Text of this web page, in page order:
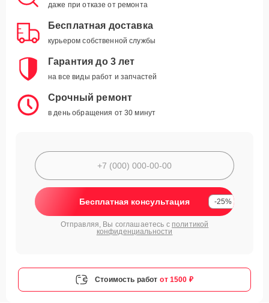
даже при отказе от ремонта
Бесплатная доставка
курьером собственной службы
Гарантия до 3 лет
на все виды работ и запчастей
Срочный ремонт
в день обращения от 30 минут
Бесплатная консультация -25%
Отправляя, Вы соглашаетесь с политикой
конфиденциальности
Стоимость работ от 1500 ₽